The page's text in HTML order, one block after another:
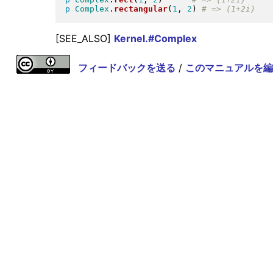
p Complex . rectangular( 1 , 2 )
[SEE_ALSO] Kernel.#Complex
フィードバックを送る / このマニュアルを